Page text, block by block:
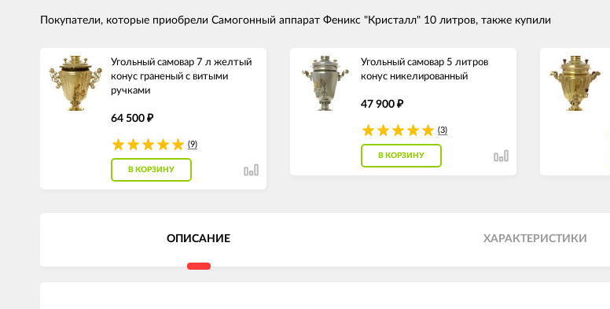
Покупатели, которые приобрели Самогонный аппарат Феникс "Кристалл" 10 литров, также купили
Угольный самовар 7 л желтый
конус граненый с витыми
ручками
64 500 ₽
(9)
В КОРЗИНУ
Угольный самовар 5 литров
конус никелированный
47 900 ₽
(3)
В КОРЗИНУ
ОПИСАНИЕ ХАРАКТЕРИСТИКИ